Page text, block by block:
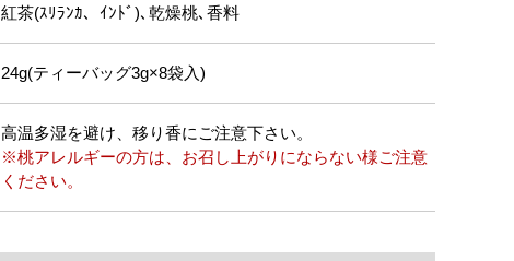
紅茶(ｽﾘﾗﾝｶ、ｲﾝﾄﾞ)､乾燥桃､香料
24g(ティーバッグ3g×8袋入)
高温多湿を避け、移り香にご注意下さい。
※桃アレルギーの方は、お召し上がりにならない様ご注意
ください。